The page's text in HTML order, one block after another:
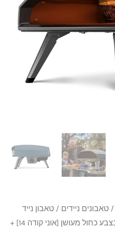
/ טאבונים ניידים / טאבון נייד
גדול אוני קודה Ooni Koda 2 בצבע כחול מעושן [אוני קודה 14] +